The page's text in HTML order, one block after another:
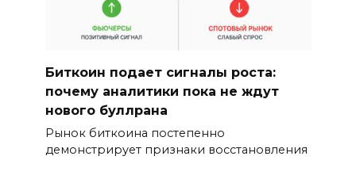
Биткоин подает сигналы роста:
почему аналитики пока не ждут
нового буллрана
Рынок биткоина постепенно
демонстрирует признаки восстановления